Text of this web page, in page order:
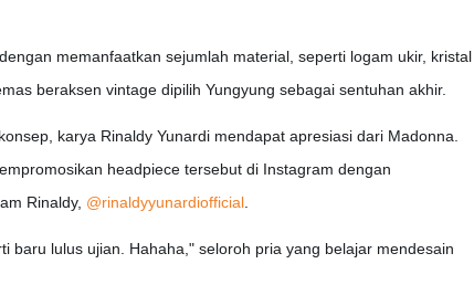
memanfaatkan sejumlah material, seperti logam ukir, kristal
beraksen vintage dipilih Yungyung sebagai sentuhan akhir.
karya Rinaldy Yunardi mendapat apresiasi dari Madonna.
headpiece tersebut di Instagram dengan
Rinaldy, @rinaldyyunardiofficial.
baru lulus ujian. Hahaha," seloroh pria yang belajar mendesain